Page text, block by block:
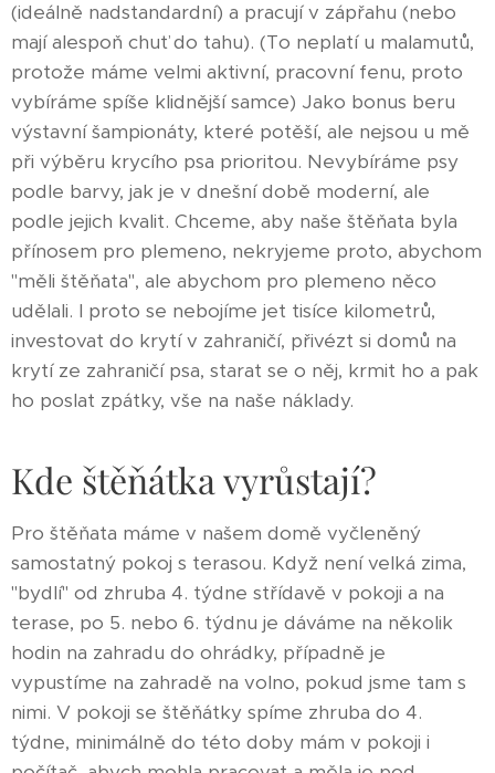
(ideálně nadstandardní) a pracují v zápřahu (nebo
mají alespoň chuť do tahu). (To neplatí u malamutů,
protože máme velmi aktivní, pracovní fenu, proto
vybíráme spíše klidnější samce) Jako bonus beru
výstavní šampionáty, které potěší, ale nejsou u mě
při výběru krycího psa prioritou. Nevybíráme psy
podle barvy, jak je v dnešní době moderní, ale
podle jejich kvalit. Chceme, aby naše štěňata byla
přínosem pro plemeno, nekryjeme proto, abychom
"měli štěňata", ale abychom pro plemeno něco
udělali. I proto se nebojíme jet tisíce kilometrů,
investovat do krytí v zahraničí, přivézt si domů na
krytí ze zahraničí psa, starat se o něj, krmit ho a pak
ho poslat zpátky, vše na naše náklady.
Kde štěňátka vyrůstají?
Pro štěňata máme v našem domě vyčleněný
samostatný pokoj s terasou. Když není velká zima,
"bydlí" od zhruba 4. týdne střídavě v pokoji a na
terase, po 5. nebo 6. týdnu je dáváme na několik
hodin na zahradu do ohrádky, případně je
vypustíme na zahradě na volno, pokud jsme tam s
nimi. V pokoji se štěňátky spíme zhruba do 4.
týdne, minimálně do této doby mám v pokoji i